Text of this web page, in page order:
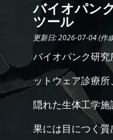
バイオパン
ツール
更新日: 2026-07-04 (作
バイオパンク研
ットウェア診療
隠れた生体工学
果には目につく